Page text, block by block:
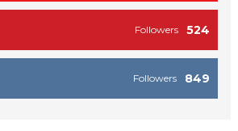
524
Followers
849
Followers